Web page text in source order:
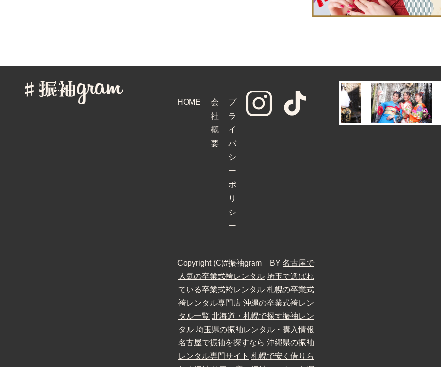
HOME
会
社
概
要
プ
ラ
イ
バ
シ
ー
ポ
リ
シ
ー
Copyright (C)#振袖gram BY 名古屋で
人気の卒業式袴レンタル 埼玉で選ばれ
ている卒業式袴レンタル 札幌の卒業式
袴レンタル専門店 沖縄の卒業式袴レン
タル一覧 北海道・札幌で探す振袖レン
タル 埼玉県の振袖レンタル・購入情報
名古屋で振袖を探すなら 沖縄県の振袖
レンタル専門サイト 札幌で安く借りら